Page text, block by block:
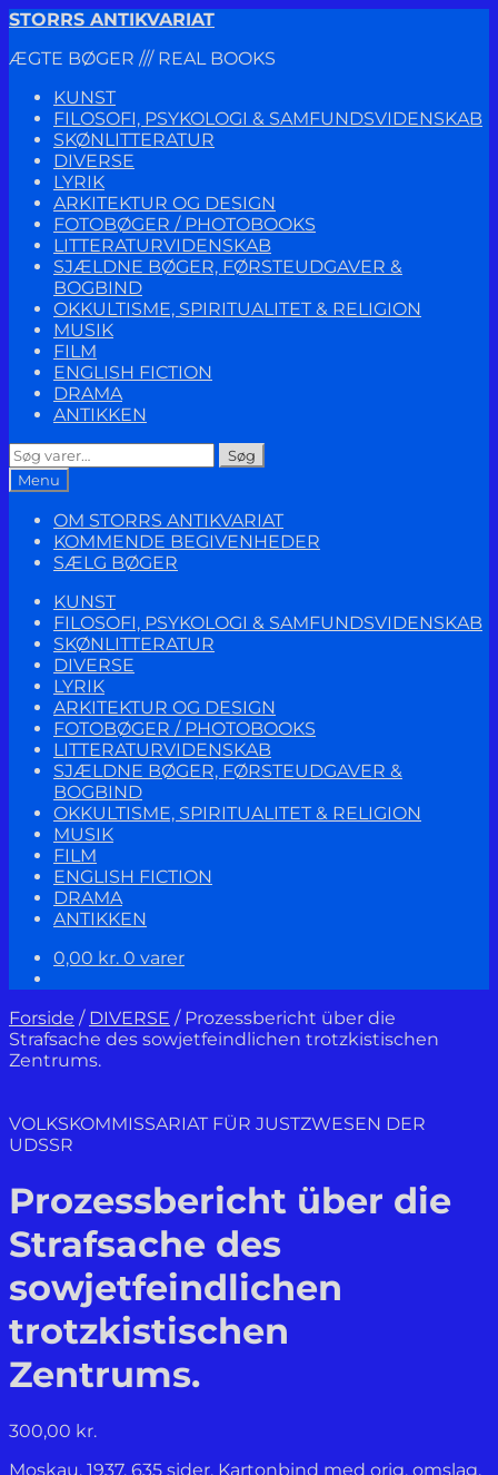
Spring
navigation
Spring
indhold
STORRS ANTIKVARIAT
ÆGTE BØGER /// REAL BOOKS
KUNST
FILOSOFI, PSYKOLOGI & SAMFUNDSVIDENSKAB
SKØNLITTERATUR
DIVERSE
LYRIK
ARKITEKTUR OG DESIGN
FOTOBØGER / PHOTOBOOKS
LITTERATURVIDENSKAB
SJÆLDNE BØGER, FØRSTEUDGAVER &
BOGBIND
OKKULTISME, SPIRITUALITET & RELIGION
MUSIK
FILM
ENGLISH FICTION
DRAMA
ANTIKKEN
Søg
efter:
Søg
Menu
OM STORRS ANTIKVARIAT
KOMMENDE BEGIVENHEDER
SÆLG BØGER
KUNST
FILOSOFI, PSYKOLOGI & SAMFUNDSVIDENSKAB
SKØNLITTERATUR
DIVERSE
LYRIK
ARKITEKTUR OG DESIGN
FOTOBØGER / PHOTOBOOKS
LITTERATURVIDENSKAB
SJÆLDNE BØGER, FØRSTEUDGAVER &
BOGBIND
OKKULTISME, SPIRITUALITET & RELIGION
MUSIK
FILM
ENGLISH FICTION
DRAMA
ANTIKKEN
0,00 kr. 0 varer
Forside / DIVERSE / Prozessbericht über die
Strafsache des sowjetfeindlichen trotzkistischen
Zentrums.
VOLKSKOMMISSARIAT FÜR JUSTZWESEN DER
UDSSR
Prozessbericht über die
Strafsache des
sowjetfeindlichen
trotzkistischen
Zentrums.
300,00 kr.
Moskau, 1937. 635 sider. Kartonbind med orig. omslag.